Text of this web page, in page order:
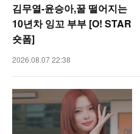
김무열-윤승아,꿀 떨어지는
10년차 잉꼬 부부 [O! STAR
숏폼]
2026.08.07 22:38